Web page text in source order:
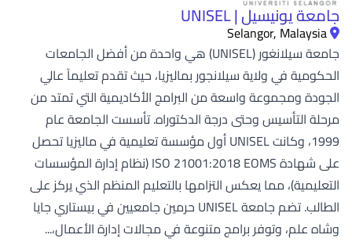
جامعة يونيسيل | UNISEL
Selangor, Malaysia
جامعة سيلانغور (UNISEL) هي واحدة من أفضل الجامعات
الحكومية في ولاية سيلانجور بماليزيا، حيث تقدم تعليماً عالي
الجودة ومجموعة واسعة من البرامج الأكاديمية التي تمتد من
مرحلة التأسيس وحتى درجة الدكتوراه. تأسست الجامعة عام
1999، وكانت UNISEL أول مؤسسة تعليمية في ماليزيا تحصل
على شهادة ISO 21001:2018 EOMS (نظام إدارة المؤسسات
التعليمية)، مما يعكس التزامها بالتعليم المنظم الذي يركز على
الطالب. تضم جامعة UNISEL حرمين جامعيين في بيستاري جايا
وشاه علم، وتوفر برامج متنوعة في مجالات إدارة الأعمال،...